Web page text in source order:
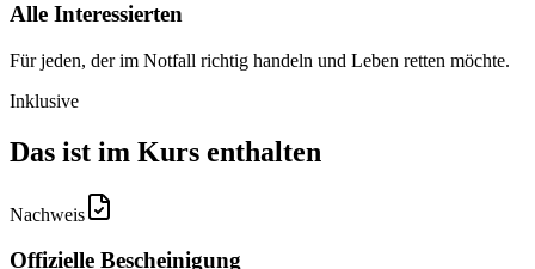
Alle Interessierten
Für jeden, der im Notfall richtig handeln und Leben retten möchte.
Inklusive
Das ist im Kurs enthalten
Nachweis
Offizielle Bescheinigung